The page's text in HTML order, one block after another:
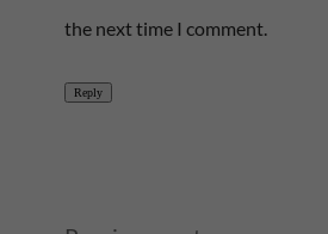
the next time I comment.
Reply